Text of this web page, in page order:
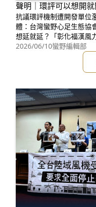
聲明｜環評可以想開
抗議環評機制遭開發單位
體：台灣蠻野心足生態
想延就延？「彰化福漢風
4:00 召開環評，卻在前一
取消。看似普通的通知背
和人民權力的不對等。這
合開發單位臨時取消。根
2026/06/10蠻野編輯部